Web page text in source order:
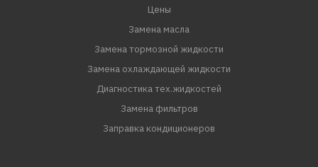
Цены
Замена масла
Замена тормозной жидкости
Замена охлаждающей жидкости
Диагностика тех.жидкостей
Замена фильтров
Заправка кондиционеров